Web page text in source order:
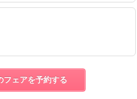
フェアを予約する